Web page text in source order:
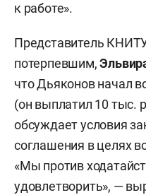
к работе».
Представитель
потерпевшим,
что Дьяконов начал
(он выплатил 10 тыс.
обсуждает условия
соглашения в целях
«Мы против
удовлетворить», —